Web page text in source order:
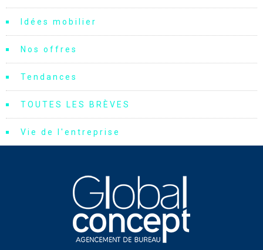
Idées mobilier
Nos offres
Tendances
TOUTES LES BRÈVES
Vie de l'entreprise